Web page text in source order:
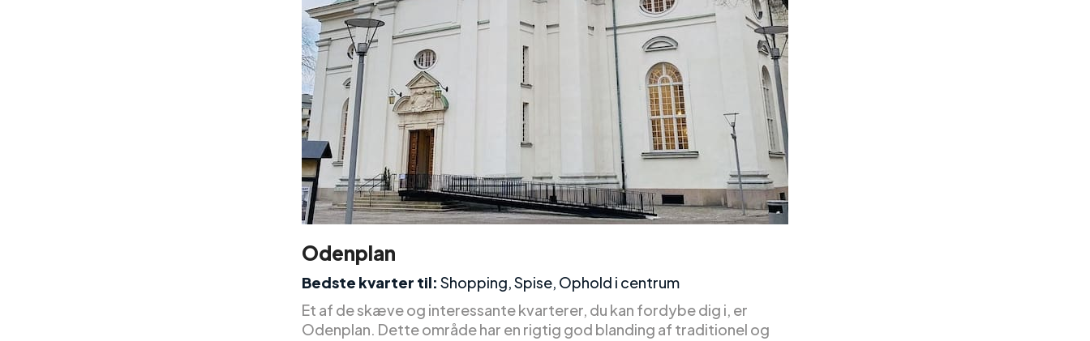
Odenplan
Bedste kvarter til: Shopping, Spise, Ophold i centrum
Et af de skæve og interessante kvarterer, du kan fordybe dig i, er
Odenplan. Dette område har en rigtig god blanding af traditionel og